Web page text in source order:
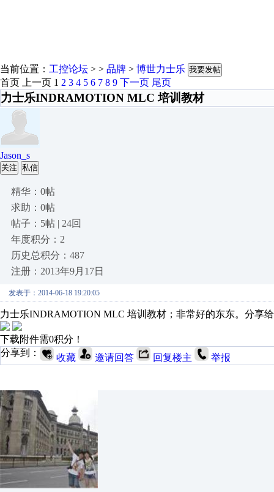
当前位置： 工控论坛 > > 品牌 > 博世力士乐 我要发帖
首页 上一页 1 2 3 4 5 6 7 8 9 下一页 尾页
力士乐INDRAMOTION MLC 培训教材
Jason_s
关注 私信
精华：0帖
求助：0帖
帖子：5帖 | 24回
年度积分：2
历史总积分：487
注册：2013年9月17日
发表于：2014-06-18 19:20:05
力士乐INDRAMOTION MLC 培训教材；非常好的东东。分享
下载附件需0积分！
分享到：
收藏 邀请回答 回复楼主 举报